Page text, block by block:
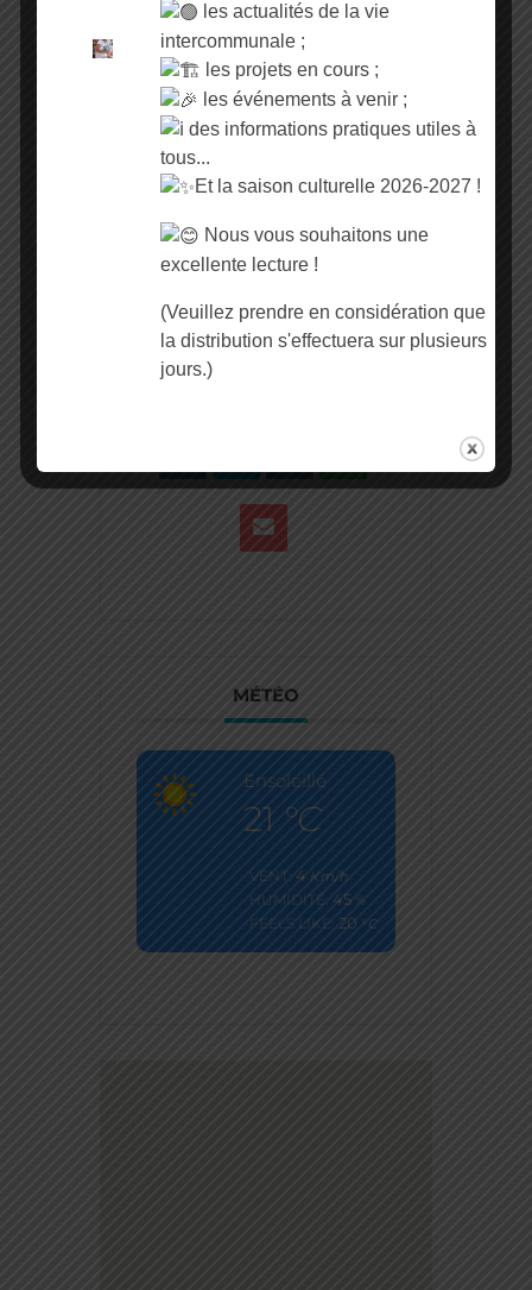
+ iCal / Outlook export
L'événement est terminé.
PARTAGEZ CET
ÉVÉNEMENT
MÉTÉO
Ensoleillé
21 °C
VENT: 4 Km/h
HUMIDITÉ: 45%
FEELS LIKE: 20 °C
les actualités de la vie
intercommunale ;
les projets en cours ;
les événements à venir ;
des informations pratiques utiles à
tous...
Et la saison culturelle 2026-2027 !
Nous vous souhaitons une
excellente lecture !
(Veuillez prendre en considération que
la distribution s'effectuera sur plusieurs
jours.)